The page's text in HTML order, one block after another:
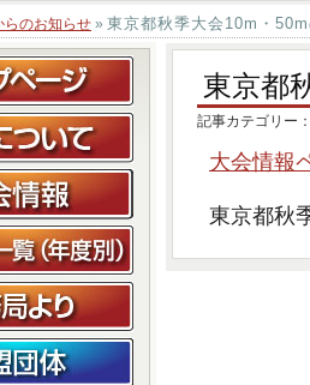
らのお知らせ » 東京都秋季大会10m・
東京都
記事カテゴリー：
大会情報
東京都秋